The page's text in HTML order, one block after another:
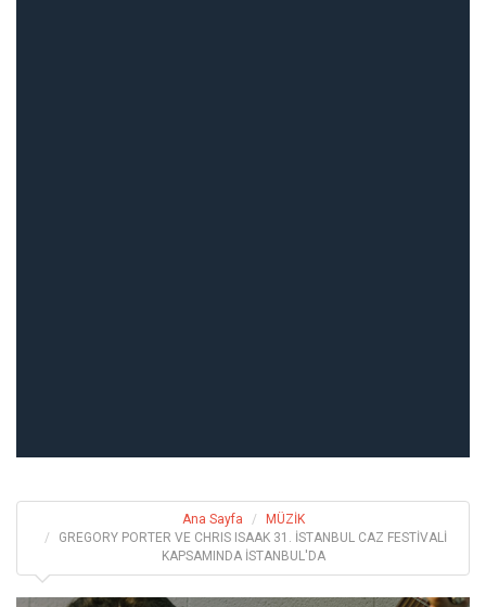
Ana Sayfa
MÜZİK
GREGORY PORTER VE CHRIS ISAAK 31. İSTANBUL CAZ FESTİVALİ
KAPSAMINDA İSTANBUL'DA